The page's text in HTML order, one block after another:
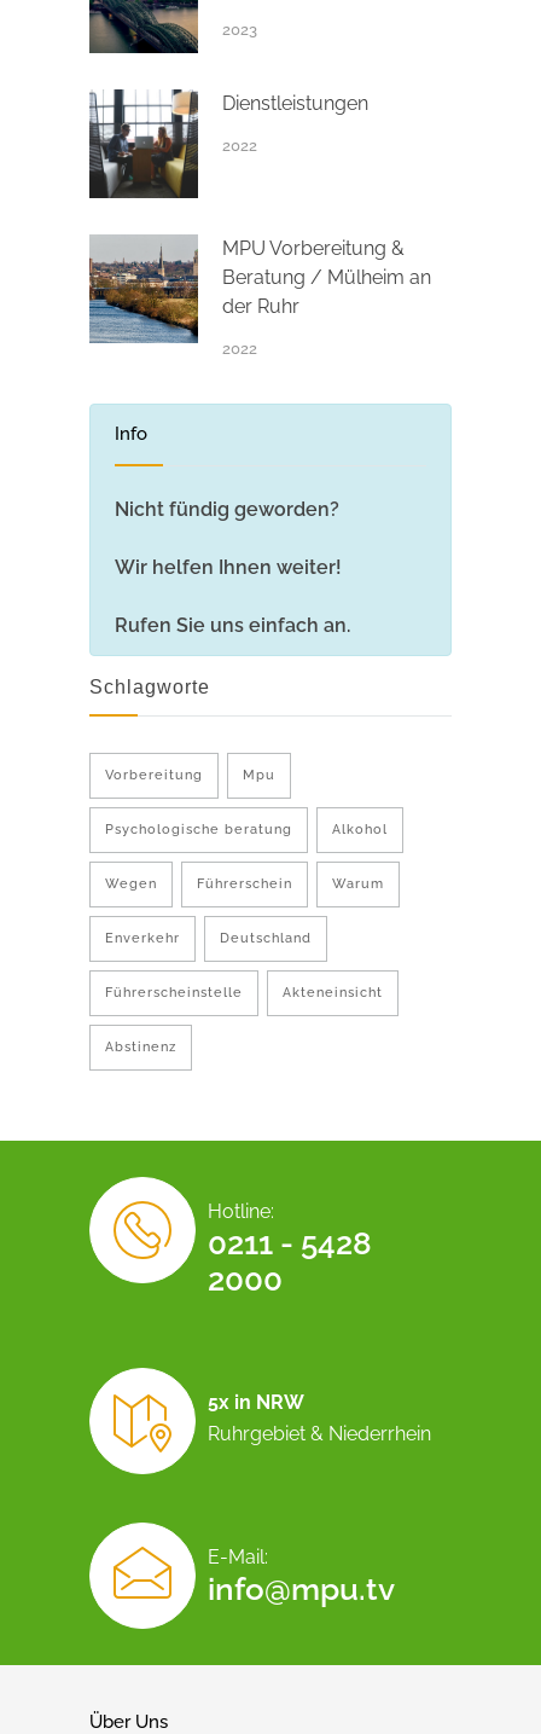
2023
Dienstleistungen
2022
MPU Vorbereitung &
Beratung / Mülheim an
der Ruhr
2022
Info
Nicht fündig geworden?
Wir helfen Ihnen weiter!
Rufen Sie uns einfach an.
Schlagworte
Vorbereitung Mpu
Psychologische beratung Alkohol
Wegen Führerschein Warum
Enverkehr Deutschland
Führerscheinstelle Akteneinsicht
Abstinenz
Hotline:
0211 - 5428
2000
5x in NRW
Ruhrgebiet & Niederrhein
E-Mail:
info@mpu.tv
Über Uns